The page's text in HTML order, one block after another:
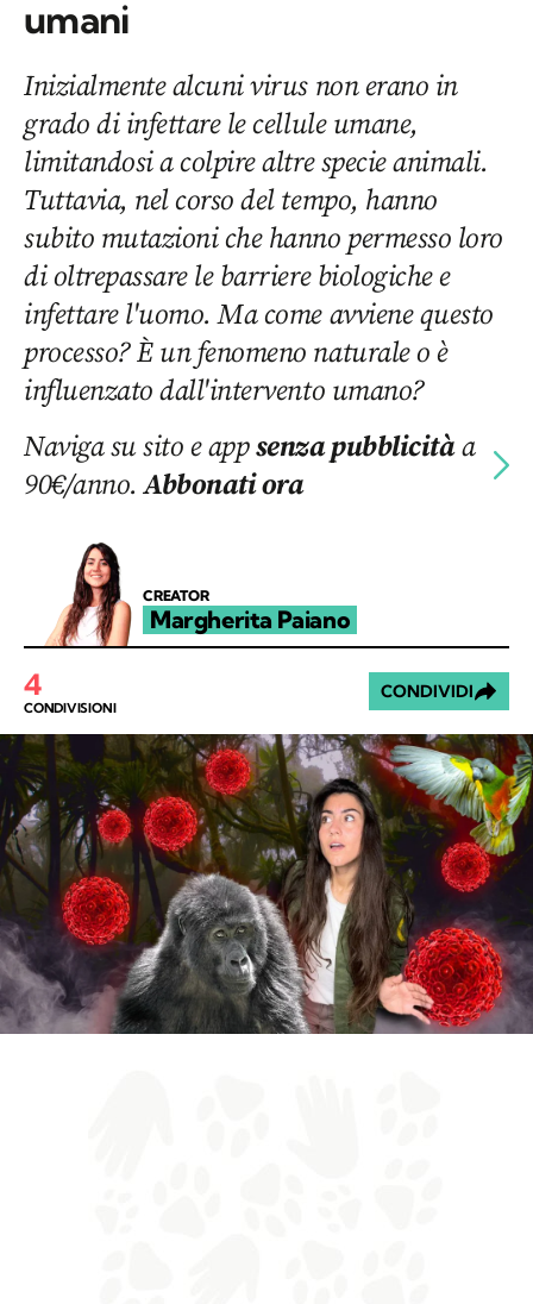
umani
Inizialmente alcuni virus non erano in
grado di infettare le cellule umane,
limitandosi a colpire altre specie animali.
Tuttavia, nel corso del tempo, hanno
subito mutazioni che hanno permesso loro
di oltrepassare le barriere biologiche e
infettare l'uomo. Ma come avviene questo
processo? È un fenomeno naturale o è
influenzato dall'intervento umano?
Naviga su sito e appsenza pubblicitàa
90€/anno.Abbonati ora
CREATOR
Margherita Paiano
4
CONDIVISIONI
CONDIVIDI